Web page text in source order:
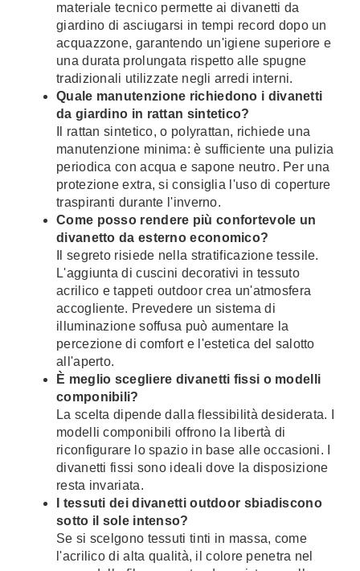
materiale tecnico permette ai divanetti da
giardino di asciugarsi in tempi record dopo un
acquazzone, garantendo un'igiene superiore e
una durata prolungata rispetto alle spugne
tradizionali utilizzate negli arredi interni.
Quale manutenzione richiedono i divanetti
da giardino in rattan sintetico?
Il rattan sintetico, o polyrattan, richiede una
manutenzione minima: è sufficiente una pulizia
periodica con acqua e sapone neutro. Per una
protezione extra, si consiglia l'uso di coperture
traspiranti durante l'inverno.
Come posso rendere più confortevole un
divanetto da esterno economico?
Il segreto risiede nella stratificazione tessile.
L'aggiunta di cuscini decorativi in tessuto
acrilico e tappeti outdoor crea un'atmosfera
accogliente. Prevedere un sistema di
illuminazione soffusa può aumentare la
percezione di comfort e l'estetica del salotto
all'aperto.
È meglio scegliere divanetti fissi o modelli
componibili?
La scelta dipende dalla flessibilità desiderata. I
modelli componibili offrono la libertà di
riconfigurare lo spazio in base alle occasioni. I
divanetti fissi sono ideali dove la disposizione
resta invariata.
I tessuti dei divanetti outdoor sbiadiscono
sotto il sole intenso?
Se si scelgono tessuti tinti in massa, come
l'acrilico di alta qualità, il colore penetra nel